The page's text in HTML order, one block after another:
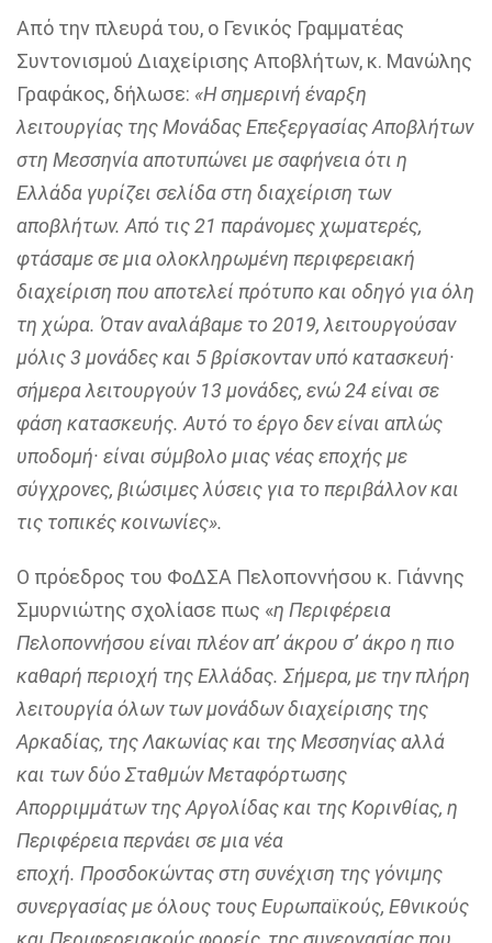
Από την πλευρά του, ο Γενικός Γραμματέας
Συντονισμού Διαχείρισης Αποβλήτων, κ. Μανώλης
Γραφάκος, δήλωσε: «Η σημερινή έναρξη
λειτουργίας της Μονάδας Επεξεργασίας Αποβλήτων
στη Μεσσηνία αποτυπώνει με σαφήνεια ότι η
Ελλάδα γυρίζει σελίδα στη διαχείριση των
αποβλήτων. Από τις 21 παράνομες χωματερές,
φτάσαμε σε μια ολοκληρωμένη περιφερειακή
διαχείριση που αποτελεί πρότυπο και οδηγό για όλη
τη χώρα. Όταν αναλάβαμε το 2019, λειτουργούσαν
μόλις 3 μονάδες και 5 βρίσκονταν υπό κατασκευή·
σήμερα λειτουργούν 13 μονάδες, ενώ 24 είναι σε
φάση κατασκευής. Αυτό το έργο δεν είναι απλώς
υποδομή· είναι σύμβολο μιας νέας εποχής με
σύγχρονες, βιώσιμες λύσεις για το περιβάλλον και
τις τοπικές κοινωνίες».
Ο πρόεδρος του ΦοΔΣΑ Πελοποννήσου κ. Γιάννης
Σμυρνιώτης σχολίασε πως «η Περιφέρεια
Πελοποννήσου είναι πλέον απ’ άκρου σ’ άκρο η πιο
καθαρή περιοχή της Ελλάδας. Σήμερα, με την πλήρη
λειτουργία όλων των μονάδων διαχείρισης της
Αρκαδίας, της Λακωνίας και της Μεσσηνίας αλλά
και των δύο Σταθμών Μεταφόρτωσης
Απορριμμάτων της Αργολίδας και της Κορινθίας, η
Περιφέρεια περνάει σε μια νέα
εποχή. Προσδοκώντας στη συνέχιση της γόνιμης
συνεργασίας με όλους τους Ευρωπαϊκούς, Εθνικούς